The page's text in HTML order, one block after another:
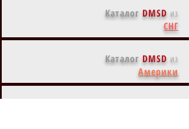
КаталогDMSD из
СНГ
КаталогDMSD из
Америки